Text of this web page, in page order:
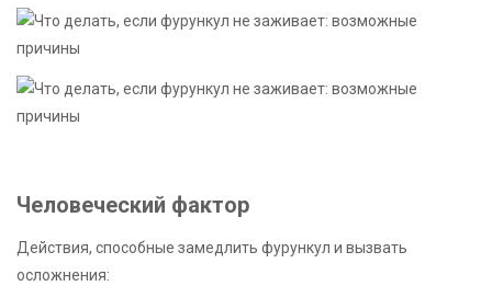
Человеческий фактор
Действия, способные замедлить фурункул и вызвать
осложнения: